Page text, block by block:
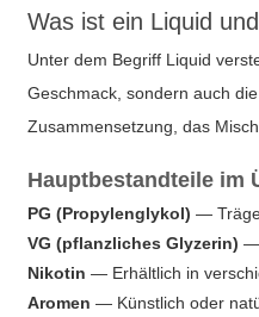
Was ist ein Liquid
Unter dem Begriff Liquid
Geschmack, sondern auch
Zusammensetzung, das
Hauptbestandteile im
PG (Propylenglykol) —
VG (pflanzliches Glyzerin) —
Nikotin — Erhältlich in
Aromen — Künstlich oder